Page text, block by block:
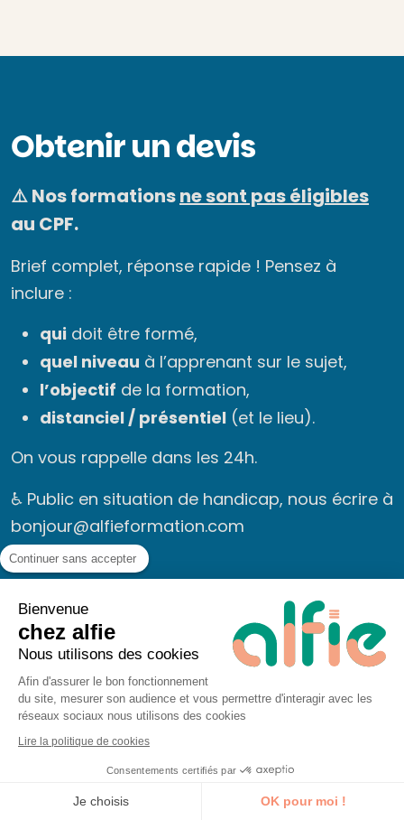
Obtenir un devis
⚠️ Nos formationsne sont pas éligibles
au CPF.
Brief complet, réponse rapide ! Pensez à
inclure :
qui doit être formé,
quel niveau à l’apprenant sur le sujet,
l’objectif de la formation,
distanciel / présentiel (et le lieu).
On vous rappelle dans les 24h.
♿ Public en situation de handicap, nous écrire à
bonjour@alfieformation.com
Continuer sans accepter
Bienvenue
chez alfie
Nous utilisons des cookies
Afin d'assurer le bon fonctionnement
du site, mesurer son audience et vous permettre d'interagir avec les
réseaux sociaux nous utilisons des cookies
Lire la politique de cookies
Consentements certifiés par
Je choisis OK pour moi !